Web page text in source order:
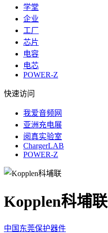
学堂
企业
工厂
芯片
电容
电芯
POWER-Z
快速访问
我爱音频网
亚洲充电展
阅真实验室
ChargerLAB
POWER-Z
Kopplen科埔联
中国 东莞保护器件